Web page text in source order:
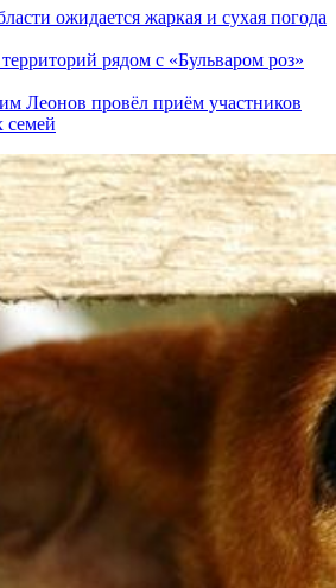
ожидается жаркая и сухая погода
рядом с «Бульваром роз»
Леонов провёл приём участников